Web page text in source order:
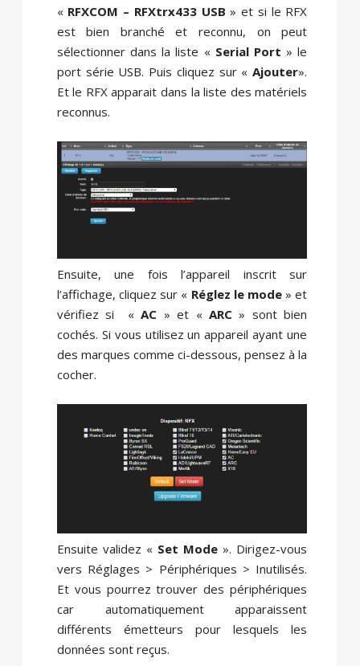
« RFXCOM – RFXtrx433 USB » et si le RFX
est bien branché et reconnu, on peut
sélectionner dans la liste « Serial Port» le
port série USB. Puis cliquez sur «Ajouter».
Et le RFX apparait dans la liste des matériels
reconnus.
Ensuite, une fois l’appareil inscrit sur
l’affichage, cliquez sur « Réglez le mode» et
vérifiez si «AC » et «ARC » sont bien
cochés. Si vous utilisez un appareil ayant une
des marques comme ci-dessous, pensez à la
cocher.
Ensuite validez « Set Mode». Dirigez-vous
vers Réglages > Périphériques > Inutilisés.
Et vous pourrez trouver des périphériques
car automatiquement apparaissent
différents émetteurs pour lesquels les
données sont reçus.